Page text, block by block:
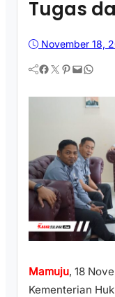
Tugas
November 18,
Facebook Twitter Pinterest Mail WhatsApp
Mamuju, 18
Kementerian